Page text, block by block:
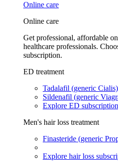
Online care
Online care
Get professional, affordable
healthcare professionals.
subscription.
ED treatment
Tadalafil (generic Cialis)
Sildenafil (generic
Explore ED
Men's hair loss treatment
Finasteride (generic
Explore hair loss